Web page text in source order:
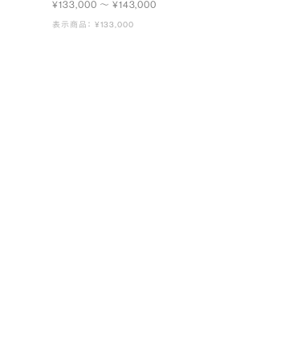
¥133,000 〜 ¥143,000
表示商品： ¥133,000